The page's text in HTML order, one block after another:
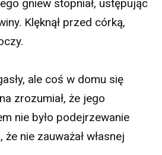
gniew stopniał, ustępując
Klęknął przed córką,
ale coś w domu się
zrozumiał, że jego
nie było podejrzewanie
nie zauważał własnej